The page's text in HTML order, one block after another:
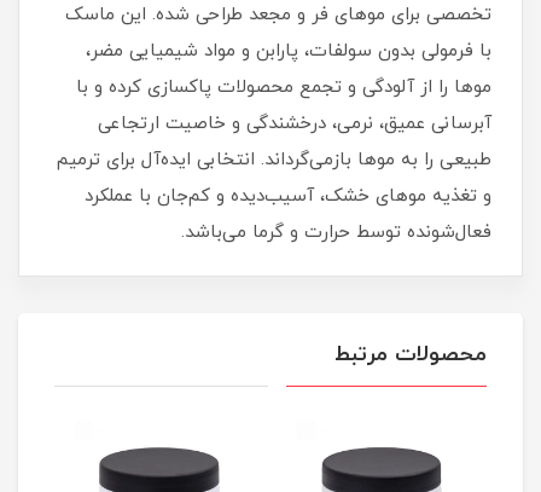
تخصصی برای موهای فر و مجعد طراحی شده. این ماسک
با فرمولی بدون سولفات، پارابن و مواد شیمیایی مضر،
موها را از آلودگی و تجمع محصولات پاکسازی کرده و با
آبرسانی عمیق، نرمی، درخشندگی و خاصیت ارتجاعی
طبیعی را به موها بازمی‌گرداند. انتخابی ایده‌آل برای ترمیم
و تغذیه موهای خشک، آسیب‌دیده و کم‌جان با عملکرد
فعال‌شونده توسط حرارت و گرما می‌باشد.
محصولات مرتبط